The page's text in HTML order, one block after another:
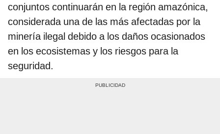
conjuntos continuarán en la región amazónica,
considerada una de las más afectadas por la
minería ilegal debido a los daños ocasionados
en los ecosistemas y los riesgos para la
seguridad.